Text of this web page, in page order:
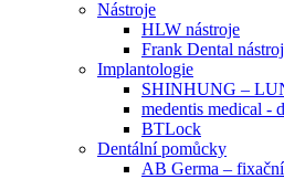
Nástroje
HLW nástroje
Frank Dental
Implantologie
SHINHUNG –
medentis medical -
BTLock
Dentální pomůcky
AB Germa –